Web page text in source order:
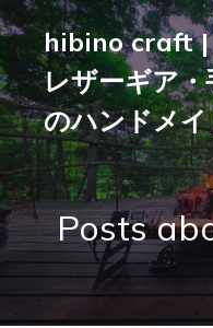
hibino craft |
レザーギア
のハンドメ
Posts